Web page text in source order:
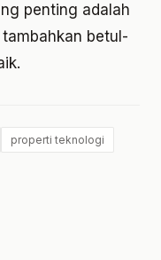
penting adalah
betul-
properti teknologi